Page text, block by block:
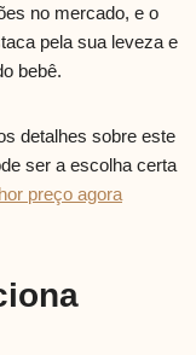
no mercado, e o
pela sua leveza e
bebê.
detalhes sobre este
ser a escolha certa
preço agora